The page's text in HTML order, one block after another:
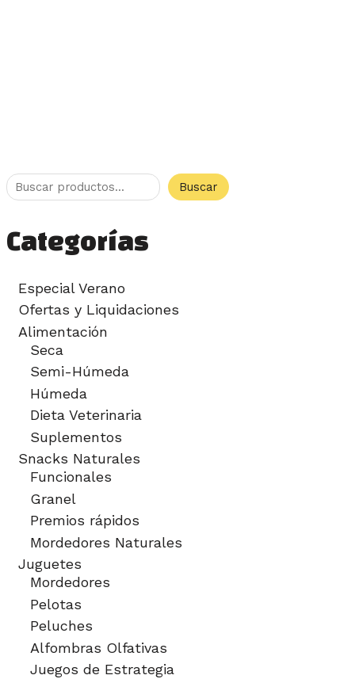
Buscar
Categorías
Especial Verano
Ofertas y Liquidaciones
Alimentación
Seca
Semi-Húmeda
Húmeda
Dieta Veterinaria
Suplementos
Snacks Naturales
Funcionales
Granel
Premios rápidos
Mordedores Naturales
Juguetes
Mordedores
Pelotas
Peluches
Alfombras Olfativas
Juegos de Estrategia